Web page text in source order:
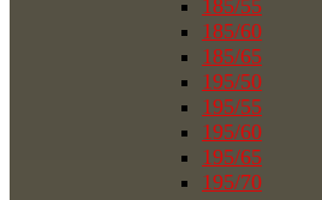
185/55
185/60
185/65
195/50
195/55
195/60
195/65
195/70